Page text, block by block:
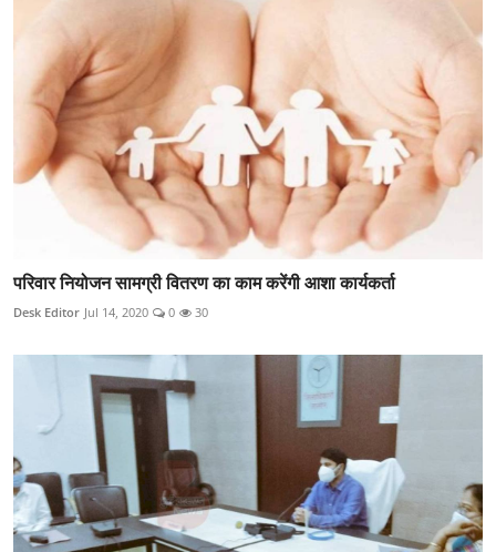
परिवार नियोजन सामग्री वितरण का काम करेंगी आशा कार्यकर्ता
Desk Editor Jul 14, 2020 0 30